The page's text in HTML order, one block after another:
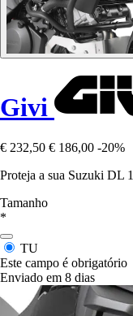
Givi
€ 232,50 € 186,00 -20%
Proteja a sua Suzuki DL
Tamanho
*
TU
Este campo é obrigatório
Enviado em 8 dias